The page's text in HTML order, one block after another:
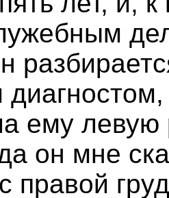
ему левую
он мне
правой